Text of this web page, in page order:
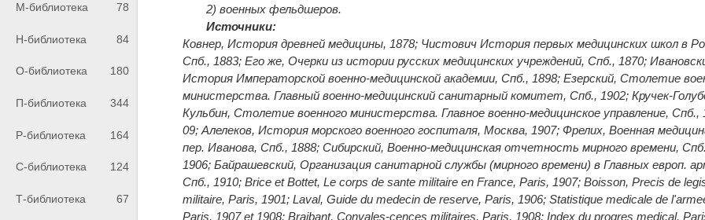
М-библиотека 78
Н-библиотека 84
О-библиотека 180
П-библиотека 344
Р-библиотека 164
С-библиотека 124
Т-библиотека 67
2) военных фельдшеров.
Источники:
Ковнер, История древней медицины, 1878; Чистович История первых медицинских школ в
Спб., 1883; Его же, Очерки из истории русских медицинских учреждений, Спб., 1870;
История Императорской военно-медицинской академии, Спб., 1898; Езерский, Столетие
министерства. Главный военно-медицинский санитарный комитет, Спб., 1902; Кручек-
Кульбин, Столетие военного министерства. Главное военно-медицинское управление, Спб.,
09; Алелеков, История морского военного госпиталя, Москва, 1907; Фрелих, Военная
пер. Иванова, Спб., 1888; Сибирский, Военно-медицинская отчетность мирного времени,
1906; Байрашевский, Организация санитарной службы (мирного времени) в Главных европ.
Спб., 1910; Brice et Bottet, Le corps de sante militaire en France, Paris, 1907; Boisson, Precis de
militaire, Paris, 1901; Laval, Guide du medecin de reserve, Paris, 1906; Statistique medicale de
Paris, 1907 et 1908; Braibant, Convales-cences militaires, Paris, 1908; Index du progres medical,